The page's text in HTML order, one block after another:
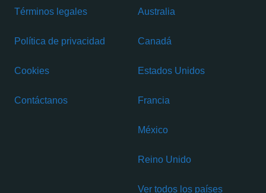
Términos legales
Política de privacidad
Cookies
Contáctanos
Australia
Canadá
Estados Unidos
Francia
México
Reino Unido
Ver todos los países